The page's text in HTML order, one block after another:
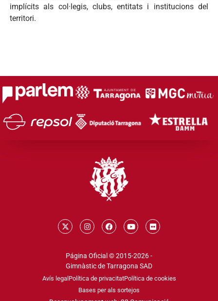
implícits als col·legis, clubs, entitats i institucions del
territori.
Página Oficial © 2015-2026 -
Gimnàstic de Tarragona SAD
Avís legal Política de privacitatPolítica de cookies
Bases per als sortejos